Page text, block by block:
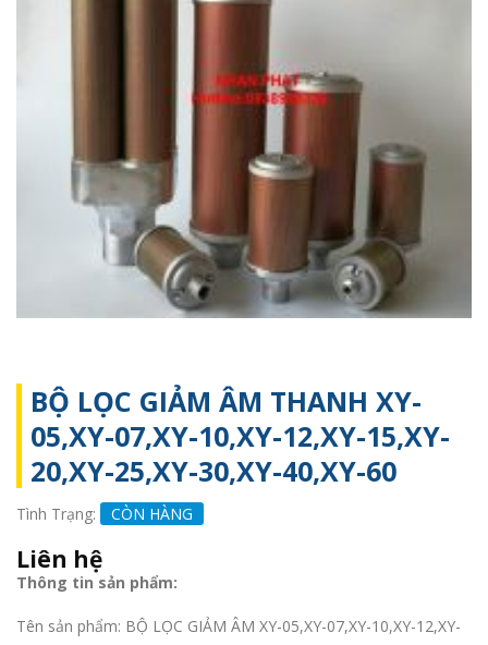
BỘ LỌC GIẢM ÂM THANH XY-
05,XY-07,XY-10,XY-12,XY-15,XY-
20,XY-25,XY-30,XY-40,XY-60
Tình Trạng: CÒN HÀNG
Liên hệ
Thông tin sản phẩm:
Tên sản phẩm: BỘ LỌC GIẢM ÂM XY-05,XY-07,XY-10,XY-12,XY-